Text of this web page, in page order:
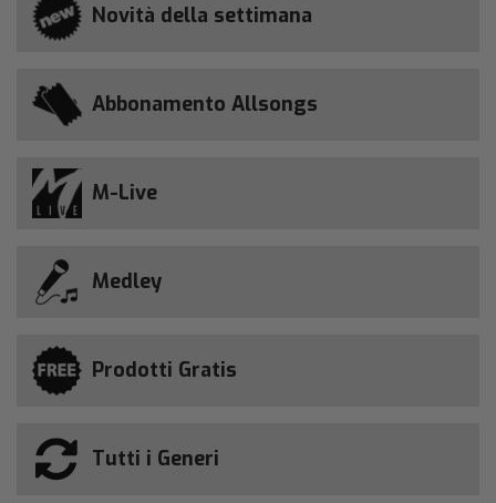
Novità della settimana
Abbonamento Allsongs
M-Live
Medley
Prodotti Gratis
Tutti i Generi